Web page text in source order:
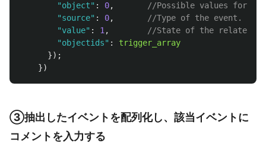
"object" : 0,
//Possible values for
"source" : 0,
//Type of the event.
"value" : 1,
//State of the related
"objectids" :
trigger_array
});
})
③抽出したイベントを配列化し、該当イベントに
コメントを入力する